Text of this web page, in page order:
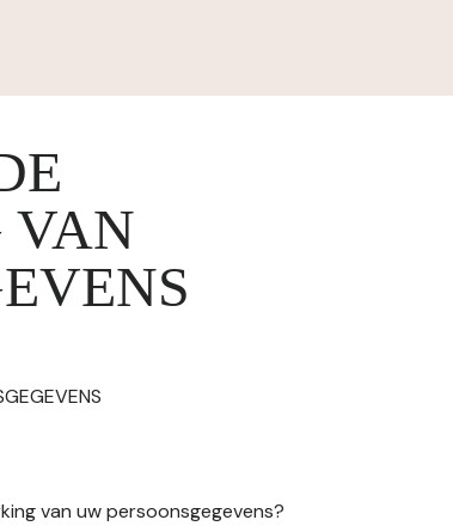
VAN
van uw persoonsgegevens?